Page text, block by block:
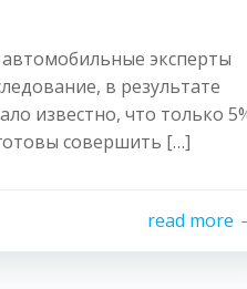
эксперты
в результате
известно, что только
совершить […]
read more